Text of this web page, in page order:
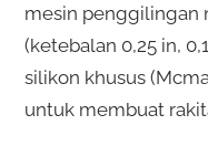
mesin penggilingan
(ketebalan 0,25 in,
silikon khusus
untuk membuat